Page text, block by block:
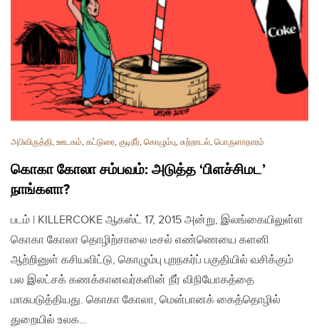
அபிவிருத்தி, ஊடகம், கட்டுரை, குடிநீர், கொழும்பு, சுற்றாடல், பொருளாதாரம்
கொகா கோலா சம்பவம்: அடுத்த ‘பிளச்சிமட’
நாங்களா?
படம் | KILLERCOKE ஆகஸ்ட் 17, 2015 அன்று, இலங்கையிலுள்ள
கொகா கோலா தொழிற்சாலை டீசல் எண்ணெயை களனி
ஆற்றினுள் கசியவிட்டு, கொழும்பு புறநகர்ப் பகுதியில் வசிக்கும்
பல இலட்சக் கணக்கானவர்களின் நீர் விநியோகத்தை
மாசுபடுத்தியது. கொகா கோலா, மென்பானக் கைத்தொழில்
துறையில் உலக…